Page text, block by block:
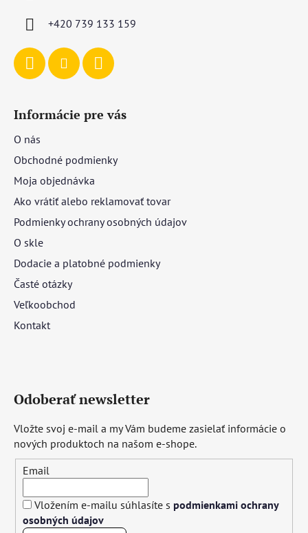
+420 739 133 159
Informácie pre vás
O nás
Obchodné podmienky
Moja objednávka
Ako vrátiť alebo reklamovať tovar
Podmienky ochrany osobných údajov
O skle
Dodacie a platobné podmienky
Časté otázky
Veľkoobchod
Kontakt
Odoberať newsletter
Vložte svoj e-mail a my Vám budeme zasielať informácie o
nových produktoch na našom e-shope.
Email
Vložením e-mailu súhlasíte s podmienkami ochrany
osobných údajov